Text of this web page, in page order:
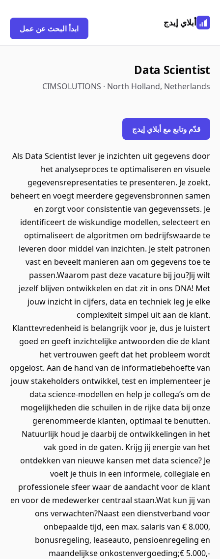
أبلاي إيدج
ابدأ البحث عن عمل
Data Scientist
CIMSOLUTIONS · North Holland, Netherlands
قدّم وتابع مع أبلاي إيدج
Als Data Scientist lever je inzichten uit gegevens door
het analyseproces te optimaliseren en visuele
gegevensrepresentaties te presenteren. Je zoekt,
beheert en voegt meerdere gegevensbronnen samen
en zorgt voor consistentie van gegevenssets. Je
identificeert de wiskundige modellen, selecteert en
optimaliseert de algoritmen om bedrijfswaarde te
leveren door middel van inzichten. Je stelt patronen
vast en beveelt manieren aan om gegevens toe te
passen.Waarom past deze vacature bij jou?Jij wilt
jezelf blijven ontwikkelen en dat zit in ons DNA! Met
jouw inzicht in cijfers, data en techniek leg je elke
complexiteit simpel uit aan de klant.
Klanttevredenheid is belangrijk voor je, dus je luistert
goed en geeft inzichtelijke antwoorden die de klant
het vertrouwen geeft dat het probleem wordt
opgelost. Aan de hand van de informatiebehoefte van
jouw stakeholders ontwikkel, test en implementeer je
data science-modellen en help je collega’s om de
mogelijkheden die schuilen in de rijke data bij onze
gerenommeerde klanten, optimaal te benutten.
Natuurlijk houd je daarbij de ontwikkelingen in het
vak goed in de gaten. Krijg jij energie van het
ontdekken van nieuwe kansen met data science? Je
voelt je thuis in een informele, collegiale en
professionele sfeer waar de aandacht voor de klant
en voor de medewerker centraal staan.Wat kun jij van
ons verwachten?Naast een dienstverband voor
onbepaalde tijd, een max. salaris van € 8.000,
bonusregeling, leaseauto, pensioenregeling en
maandelijkse onkostenvergoeding;€ 5.000,-